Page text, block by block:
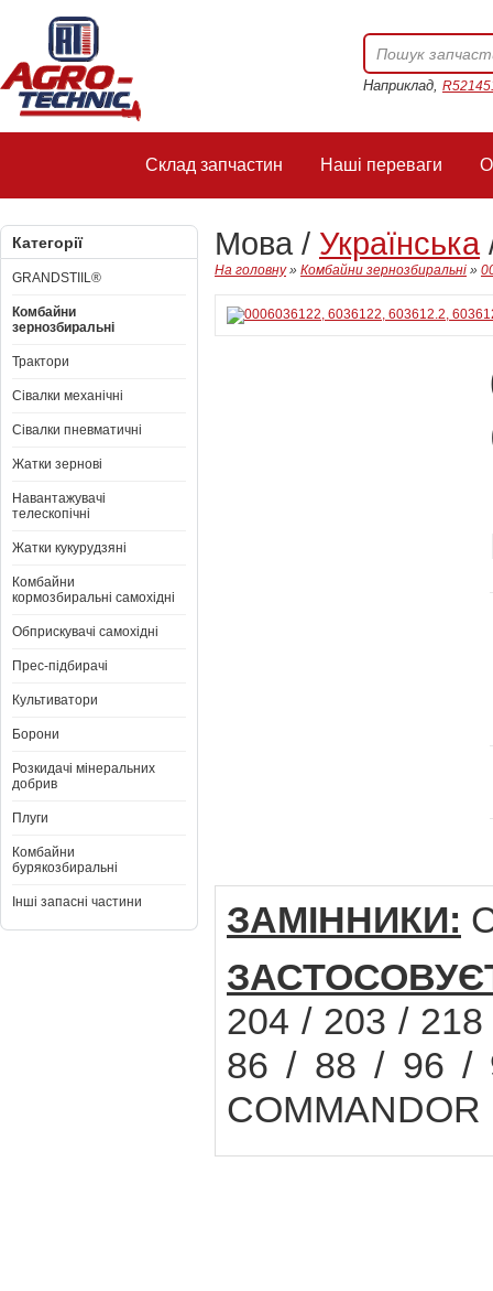
Наприклад,
Склад запчастин Наші переваги
Категорії
GRANDSTIIL®
Комбайни
зернозбиральні
Трактори
Сівалки механічні
Сівалки пневматичні
Жатки зернові
Навантажувачі
телескопічні
Жатки кукурудзяні
Комбайни
кормозбиральні самохідні
Обприскувачі самохідні
Прес-підбирачі
Культиватори
Борони
Розкидачі мінеральних
добрив
Плуги
Комбайни
бурякозбиральні
Інші запасні частини
Мова / Українська
На головну» Комбайни зернозбиральні »
ЗАМІННИКИ:
204 / 203 /
86 / 88 / 96 /
COMMANDOR